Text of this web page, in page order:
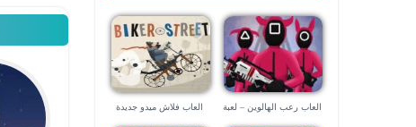
العاب رعب الهالوين – لعبة
العاب فلاش ميدو جديدة